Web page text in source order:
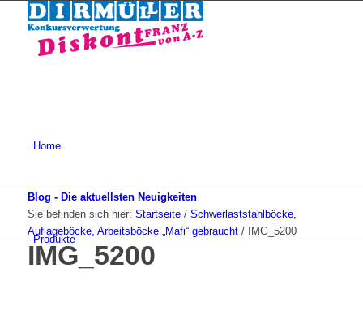
Home
Produkte
Blog - Die aktuellsten Neuigkeiten
Sie befinden sich hier: Startseite / Schwerlaststahlböcke,
Auflageböcke, Arbeitsböcke „Mafi“ gebraucht / IMG_5200
IMG_5200